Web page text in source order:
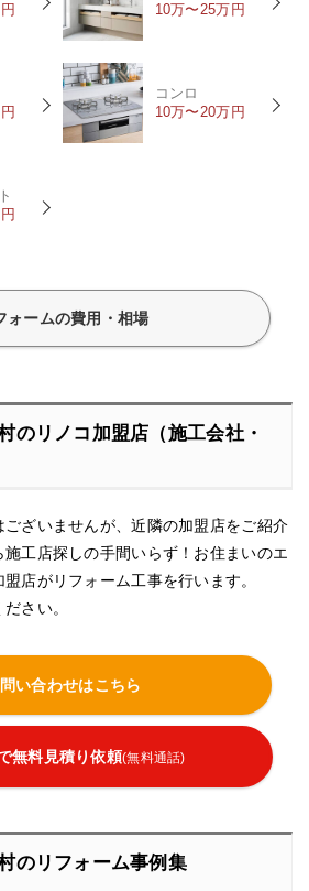
10万〜25万円
コンロ
10万〜20万円
ォームの費用・相場
のリノコ加盟店（施工会社・
ざいませんが、近隣の加盟店をご紹介
工店探しの手間いらず！お住まいのエ
店がリフォーム工事を行います。
さい。
い合わせはこちら
無料見積り依頼(無料通話)
のリフォーム事例集